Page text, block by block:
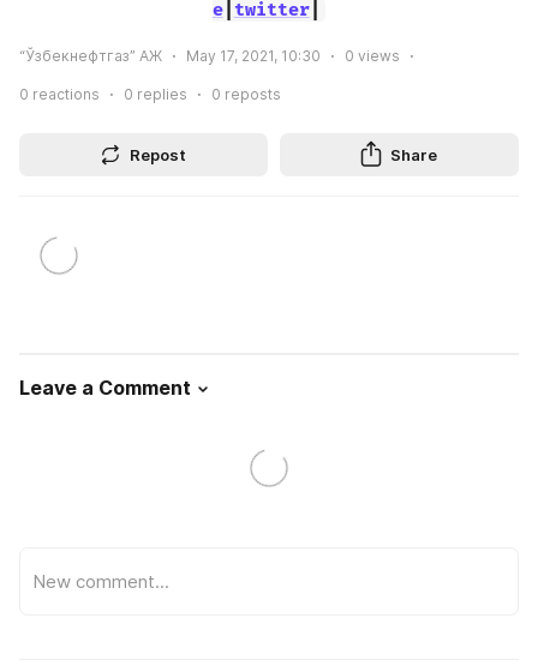
e| twitter|
“Ўзбекнефтгаз” АЖ May 17, 2021, 10:30 0 views
0 reactions 0 replies 0 reposts
Repost Share
Leave a Comment